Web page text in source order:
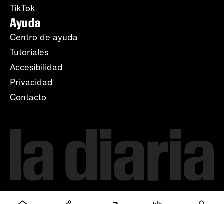
TikTok
Ayuda
Centro de ayuda
Tutoriales
Accesibilidad
Privacidad
Contacto